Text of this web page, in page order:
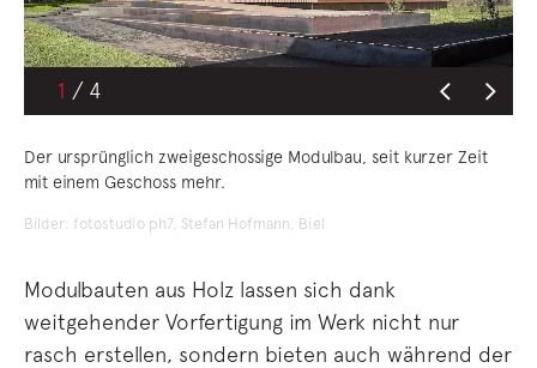
1
Der ursprünglich zweigeschossige Modulbau, seit kurzer Zeit
mit einem Geschoss mehr.
Bilder: fotostudio ph7, Stefan Hofmann, Biel
Modulbauten aus Holz lassen sich dank
weitgehender Vorfertigung im Werk nicht nur
rasch erstellen, sondern bieten auch während der